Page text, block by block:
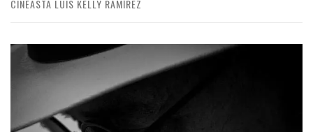
CINEASTA LUIS KELLY RAMÍREZ